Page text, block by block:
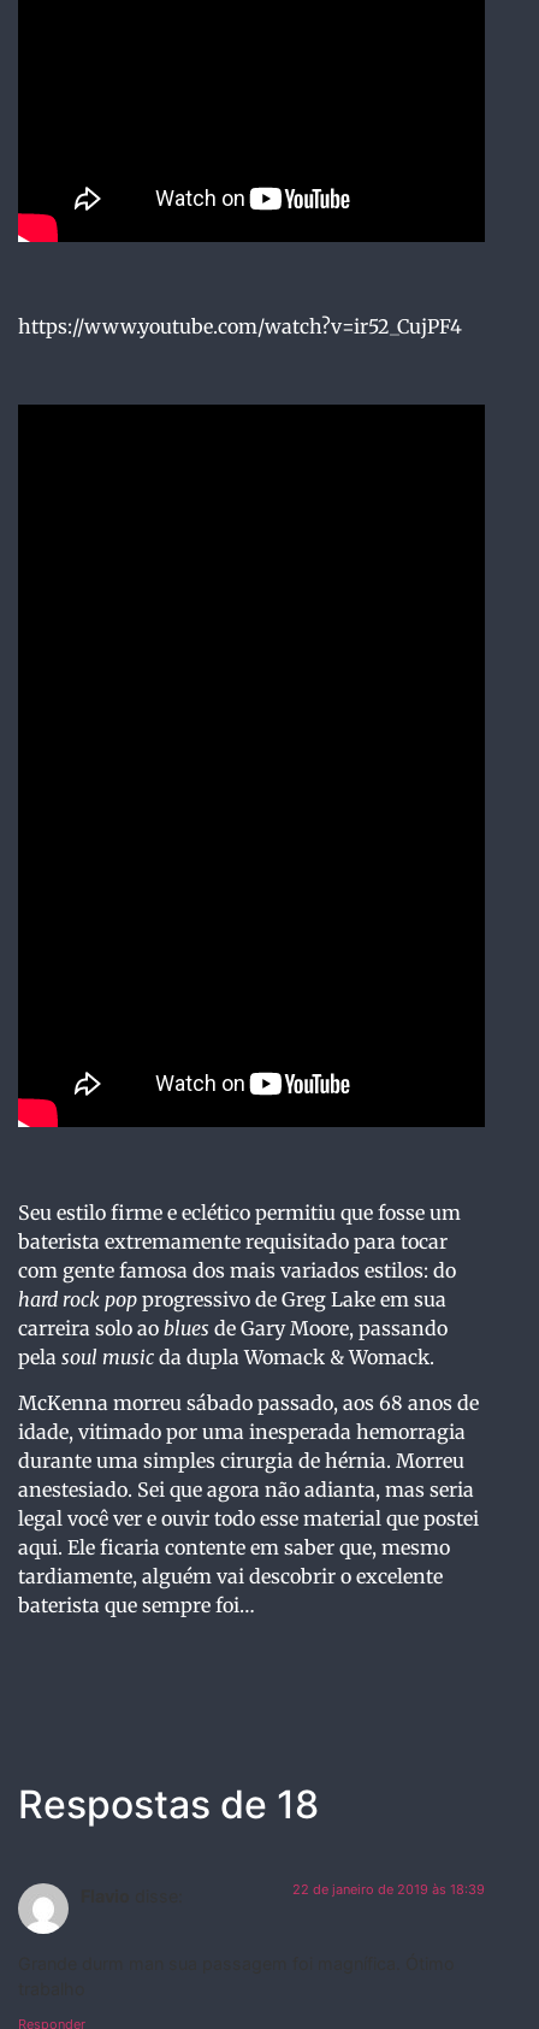
https://www.youtube.com/watch?v=ir52_CujPF4
Seu estilo firme e eclético permitiu que fosse um
baterista extremamente requisitado para tocar
com gente famosa dos mais variados estilos: do
hard rock pop progressivo de Greg Lake em sua
carreira solo ao blues de Gary Moore, passando
pela soul music da dupla Womack & Womack.
McKenna morreu sábado passado, aos 68 anos de
idade, vitimado por uma inesperada hemorragia
durante uma simples cirurgia de hérnia. Morreu
anestesiado. Sei que agora não adianta, mas seria
legal você ver e ouvir todo esse material que postei
aqui. Ele ficaria contente em saber que, mesmo
tardiamente, alguém vai descobrir o excelente
baterista que sempre foi…
Respostas de 18
22 de janeiro de 2019 às 18:39
Responder